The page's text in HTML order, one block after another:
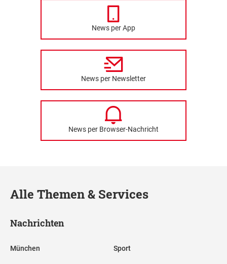
News per App
News per Newsletter
News per Browser-Nachricht
Alle Themen & Services
Nachrichten
München Sport